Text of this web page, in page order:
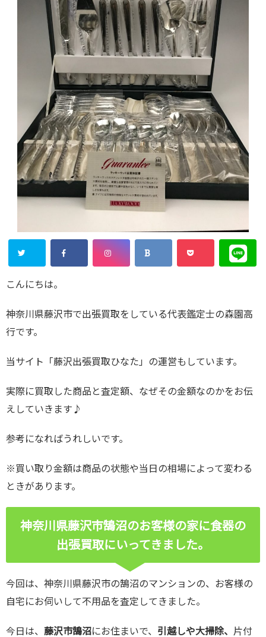
こんにちは。
神奈川県藤沢市で出張買取をしている代表鑑定士の森園高
行です。
当サイト「藤沢出張買取ひなた」の運営もしています。
実際に買取した商品と査定額、なぜその金額なのかをお伝
えしていきます♪
参考になればうれしいです。
※買い取り金額は商品の状態や当日の相場によって変わる
ときがあります。
神奈川県藤沢市鵠沼のお客様の家に食器の
出張買取にいってきました。
今回は、神奈川県藤沢市の鵠沼のマンションの、お客様の
自宅にお伺いして不用品を査定してきました。
今日は、 藤沢市鵠沼にお住まいで、 引越しや大掃除、 片付